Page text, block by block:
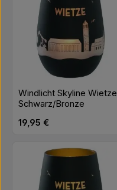
Windlicht Skyline Wietze
Schwarz/Bronze
Regulärer Preis:
19,95 €